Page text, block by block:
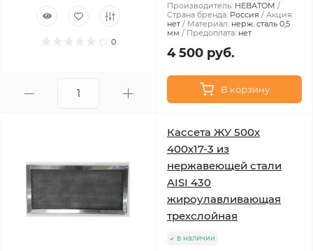
0
Производитель: НЕВАТОМ
Страна бренда: Россия
Акция:
нет
Материал: нерж. сталь 0,5
мм
Предоплата: нет
4 500 руб.
В корзину
Кассета ЖУ 500х
400х17-3 из
нержавеющей стали
AISI 430
жироулавливающая
трехслойная
в наличии